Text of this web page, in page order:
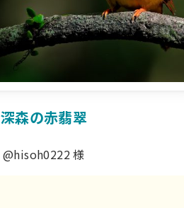
深森の赤翡翠
@hisoh0222 様